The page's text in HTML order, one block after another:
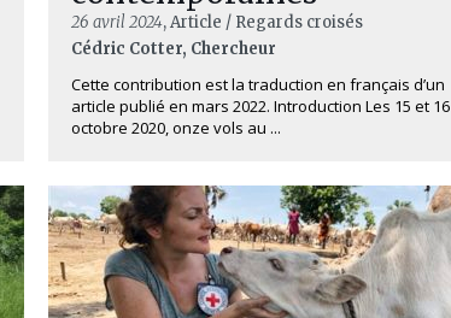
26 avril 2024, Article / Regards croisés
Cédric Cotter, Chercheur
Cette contribution est la traduction en français d’un
article publié en mars 2022. Introduction Les 15 et 16
octobre 2020, onze vols au ...